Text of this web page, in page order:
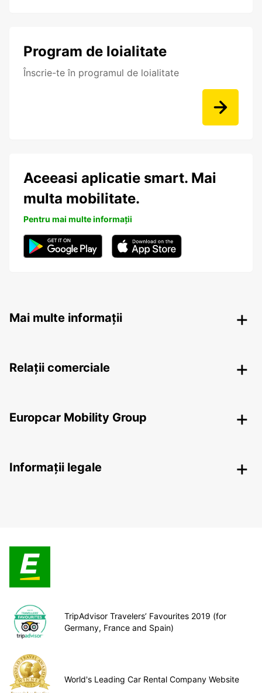
Program de loialitate
Înscrie-te în programul de loialitate
Aceeasi aplicatie smart. Mai
multa mobilitate.
Pentru mai multe informații
Mai multe informații
Relații comerciale
Europcar Mobility Group
Informații legale
TripAdvisor Travelers’ Favourites 2019 (for
Germany, France and Spain)
World's Leading Car Rental Company Website